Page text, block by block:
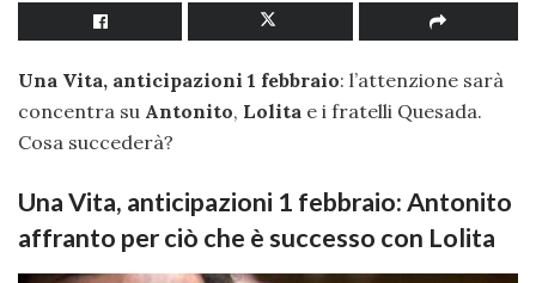
Una Vita, anticipazioni 1 febbraio: l’attenzione sarà
concentra su Antonito, Lolita e i fratelli Quesada.
Cosa succederà?
Una Vita, anticipazioni 1 febbraio: Antonito
affranto per ciò che è successo con Lolita